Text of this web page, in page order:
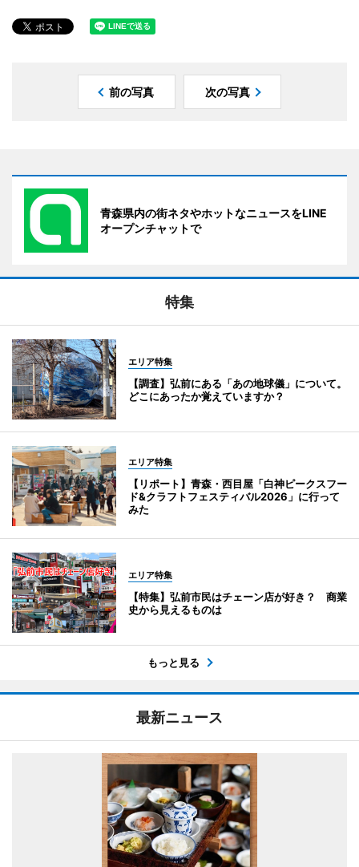
前の写真 次の写真
青森県内の街ネタやホットなニュースをLINE
オープンチャットで
特集
エリア特集
【調査】弘前にある「あの地球儀」について。
どこにあったか覚えていますか？
エリア特集
【リポート】青森・西目屋「白神ピークスフー
ド&クラフトフェスティバル2026」に行って
みた
エリア特集
【特集】弘前市民はチェーン店が好き？ 商業
史から見えるものは
もっと見る
最新ニュース